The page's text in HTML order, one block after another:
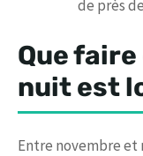
de près de
Que
nuit est
Entre novembre